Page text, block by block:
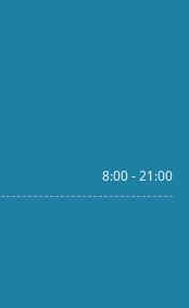
8:00 - 21:00